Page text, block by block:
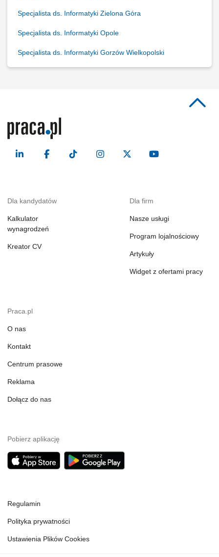
Specjalista ds. Informatyki Zielona Góra
Specjalista ds. Informatyki Opole
Specjalista ds. Informatyki Gorzów Wielkopolski
Dla kandydatów
Kalkulator
wynagrodzeń
Kreator CV
Dla firm
Nasze usługi
Program lojalnościowy
Artykuły
Widget z ofertami pracy
Praca.pl
O nas
Kontakt
Centrum prasowe
Reklama
Dołącz do nas
Pobierz aplikację
Regulamin
Polityka prywatności
Ustawienia Plików Cookies